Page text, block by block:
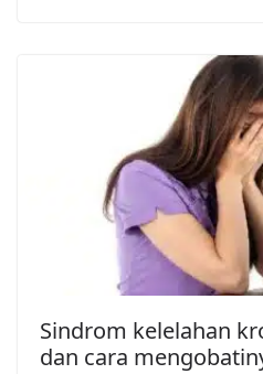
Sindrom kelelahan
dan cara